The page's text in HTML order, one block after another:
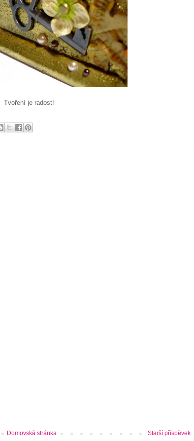
Tvoření je radost!
Starší příspěvek
Domovská stránka